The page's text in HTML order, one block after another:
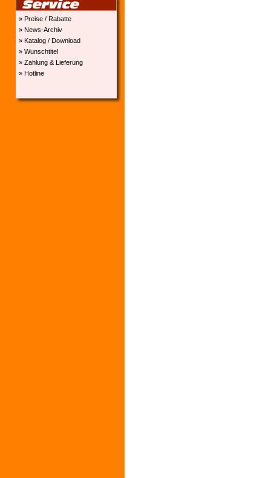
» Preise / Rabatte
» News-Archiv
» Katalog / Download
» Wunschtitel
» Zahlung & Lieferung
» Hotline